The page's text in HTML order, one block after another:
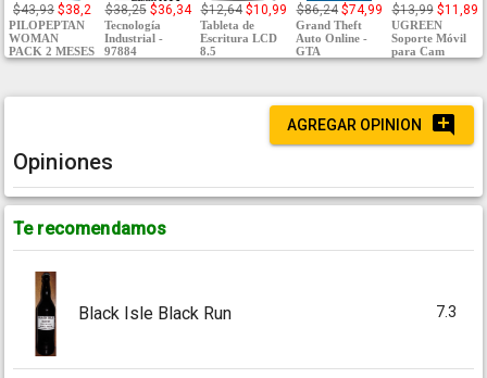
$43,93 $38,2
PILOPEPTAN
WOMAN
PACK 2 MESES
$38,25 $36,34
Tecnología
Industrial -
97884
$12,64 $10,99
Tableta de
Escritura LCD
8.5
$86,24 $74,99
Grand Theft
Auto Online -
GTA
$13,99 $11,89
UGREEN
Soporte Móvil
para Cam
AGREGAR OPINION
Opiniones
Te recomendamos
Black Isle Black Run 7.3